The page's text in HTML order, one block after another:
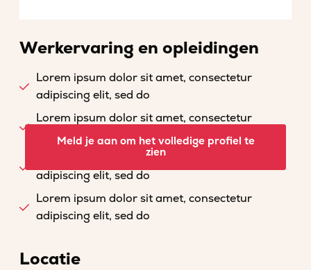
Werkervaring en opleidingen
Lorem ipsum dolor sit amet, consectetur
adipiscing elit, sed do
Lorem ipsum dolor sit amet, consectetur
adipiscing elit, sed do
Lorem ipsum dolor sit amet, consectetur
adipiscing elit, sed do
Lorem ipsum dolor sit amet, consectetur
adipiscing elit, sed do
Meld je aan om het volledige profiel te
zien
Locatie